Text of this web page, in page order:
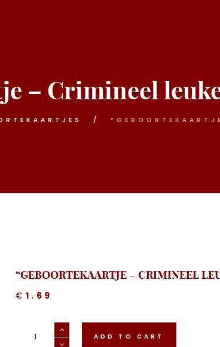
– Crimineel
“GEBOORTEKAARTJE – CRIMINEEL
€ 1.69
"Geboortekaartje
Crimineel ADD TO CART